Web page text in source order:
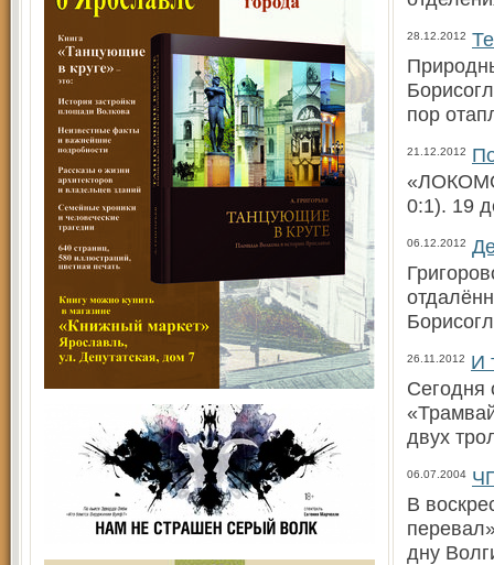
28.12.2012
пор
21.12.2012
0:1). 19
06.12.2012
26.11.2012
И
Сегодня
двух
06.07.2004
В
дну